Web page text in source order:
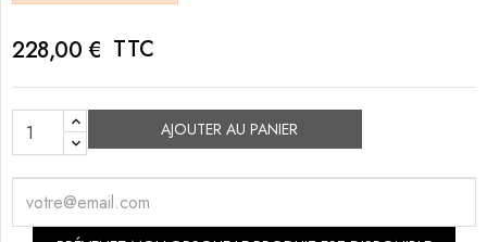
228,00 € TTC
AJOUTER AU PANIER